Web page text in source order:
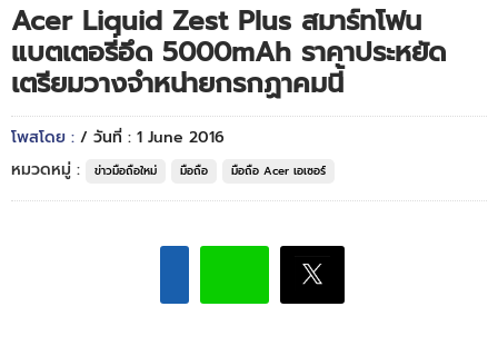
Acer Liquid Zest Plus สมาร์ทโฟน
แบตเตอรี่อึด 5000mAh ราคาประหยัด
เตรียมวางจำหน่ายกรกฏาคมนี้
โพสโดย : / วันที่ : 1 June 2016
หมวดหมู่ :
ข่าวมือถือใหม่ มือถือ มือถือ Acer เอเซอร์